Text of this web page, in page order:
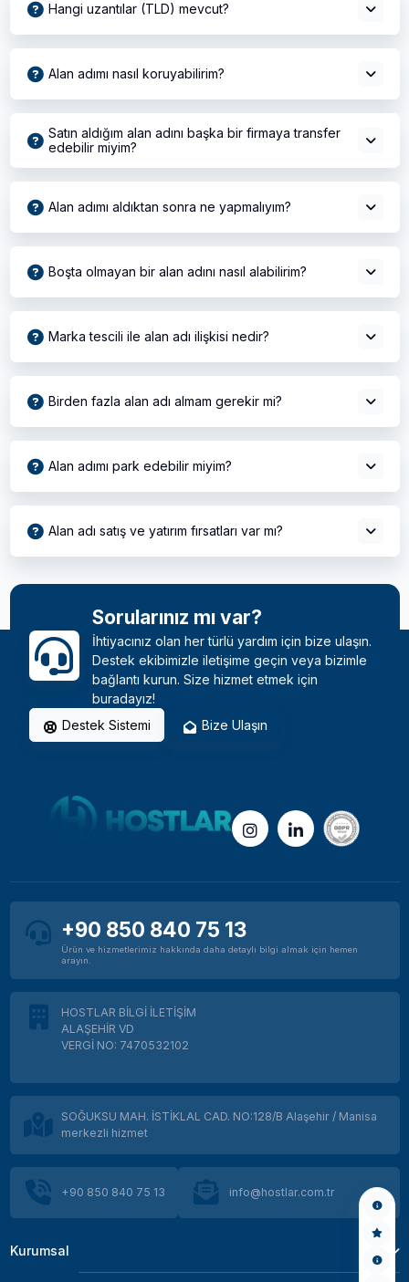
Hangi uzantılar (TLD) mevcut?
Alan adımı nasıl koruyabilirim?
Satın aldığım alan adını başka bir firmaya transfer
edebilir miyim?
Alan adımı aldıktan sonra ne yapmalıyım?
Boşta olmayan bir alan adını nasıl alabilirim?
Marka tescili ile alan adı ilişkisi nedir?
Birden fazla alan adı almam gerekir mi?
Alan adımı park edebilir miyim?
Alan adı satış ve yatırım fırsatları var mı?
Sorularınız mı var?
İhtiyacınız olan her türlü yardım için bize ulaşın.
Destek ekibimizle iletişime geçin veya bizimle
bağlantı kurun. Size hizmet etmek için
buradayız!
Destek Sistemi
Bize Ulaşın
+90 850 840 75 13
Ürün ve hizmetlerimiz hakkında daha detaylı bilgi almak için hemen
arayın.
HOSTLAR BİLGİ İLETİŞİM
ALAŞEHİR VD
VERGİ NO: 7470532102
SOĞUKSU MAH. İSTİKLAL CAD. NO:128/B Alaşehir / Manisa
merkezli hizmet
+90 850 840 75 13 info@hostlar.com.tr
Kurumsal